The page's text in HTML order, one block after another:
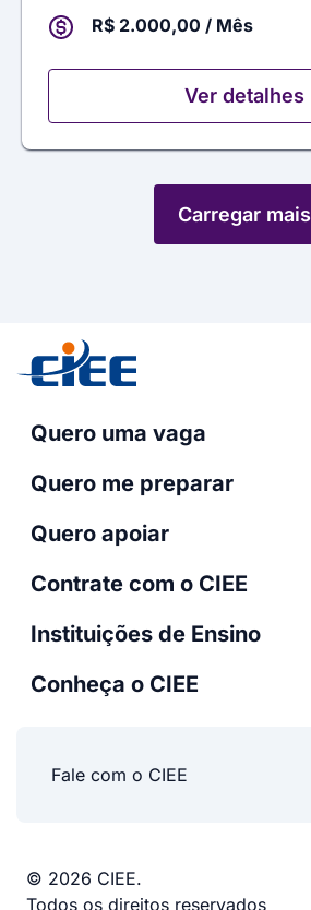
R$ 2.000,00 / Mês
Ver detalhes
Carregar mais
Quero uma vaga
Quero me preparar
Quero apoiar
Contrate com o CIEE
Instituições de Ensino
Conheça o CIEE
Fale com o CIEE
© 2026 CIEE.
Todos os direitos reservados